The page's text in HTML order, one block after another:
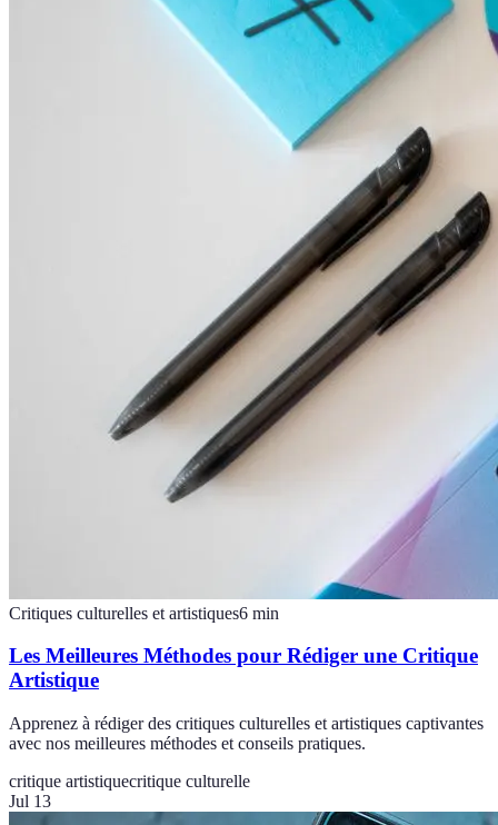
Critiques culturelles et artistiques6 min
Les Meilleures Méthodes pour Rédiger une Critique
Artistique
Apprenez à rédiger des critiques culturelles et artistiques captivantes
avec nos meilleures méthodes et conseils pratiques.
critique artistiquecritique culturelle
Jul 13